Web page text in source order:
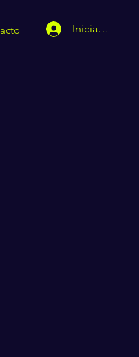
Iniciar sesión